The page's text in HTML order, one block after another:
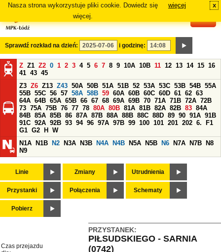
Nasza strona wykorzystuje pliki cookie. Dowiedz się
więcej.
więcej x
Sprawdź rozkład na dzień: i godzinę:
Z Z1 Z2 0 1 2 3 4 5 6 7 8 9 10A 10B 11 12 13 14 15 16
41 43 45
Z3 Z6 Z13 Z43 50A 50B 51A 51B 52 53A 53C 53B 54B 55A
55B 55C 56 57 58A 58B 59 60A 60B 60C 60D 61 62 63
64A 64B 65A 65B 66 67 68 69A 69B 70 71A 71B 72A 72B
73 75A 75B 76 77 78 80A 80B 81A 81B 82A 82B 83 84A
84B 85A 85B 86 87A 87B 88A 88B 88C 88D 89 90 91A 91B
91C 92A 92B 93 94 96 97A 97B 99 100 101 201 202 6.
F1
G1 G2 H
W
N1A
N1B N2 N3A N3B N4A N4B N5A N5B N6 N7A N7B
N8
N9
Linie Zmiany Utrudnienia
Przystanki Połączenia Schematy
Pobierz
PRZYSTANEK:
PIŁSUDSKIEGO - SARNIA
(0742)
Czas przejazdu